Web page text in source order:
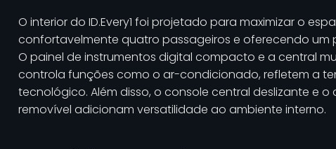
O interior do ID.Every1 foi projetado para maximizar o
confortavelmente quatro passageiros e oferecendo um
O painel de instrumentos digital compacto e a central
controla funções como o ar-condicionado, refletem a
tecnológico. Além disso, o console central deslizante e
removível adicionam versatilidade ao ambiente interno.